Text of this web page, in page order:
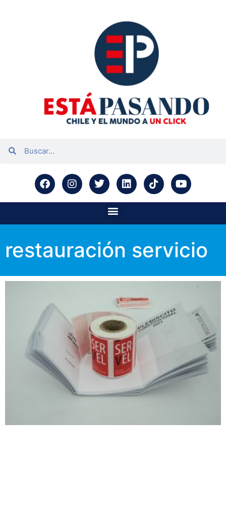
restauración servicio